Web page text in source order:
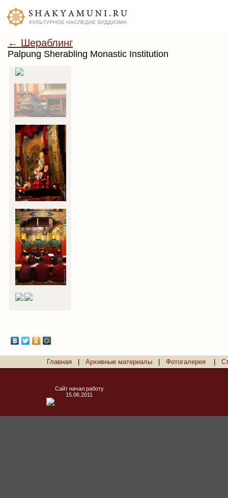
← Шераблинг
Palpung Sherabling Monastic Institution
Главная Архивные материалы Фотогалерея
Сайт начал работу
15.06.2011